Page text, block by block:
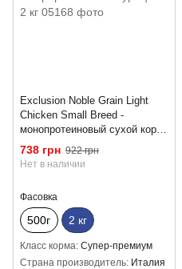
Exclusion Noble Grain Light
Chiсken Small Breed -
монопротеиновый сухой корм
для взрослых собак мелких
пород с избыточным весом,
кг
738 грн 922 грн
Нет в наличии
Фасовка
500г 2 кг
Класс корма Супер-премиум
Страна производитель Италия